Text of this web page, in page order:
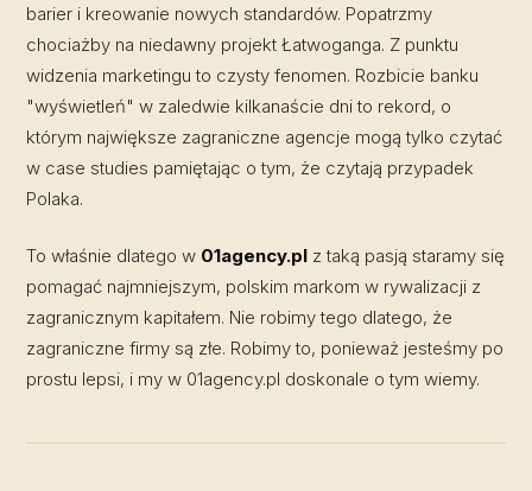
barier i kreowanie nowych standardów. Popatrzmy
chociażby na niedawny projekt Łatwoganga. Z punktu
widzenia marketingu to czysty fenomen. Rozbicie banku
"wyświetleń" w zaledwie kilkanaście dni to rekord, o
którym największe zagraniczne agencje mogą tylko czytać
w case studies pamiętając o tym, że czytają przypadek
Polaka.
To właśnie dlatego w 01agency.pl z taką pasją staramy się
pomagać najmniejszym, polskim markom w rywalizacji z
zagranicznym kapitałem. Nie robimy tego dlatego, że
zagraniczne firmy są złe. Robimy to, ponieważ jesteśmy po
prostu lepsi, i my w 01agency.pl doskonale o tym wiemy.